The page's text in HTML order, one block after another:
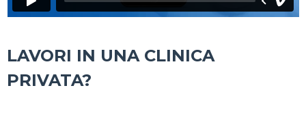
LAVORI IN UNA CLINICA
PRIVATA?